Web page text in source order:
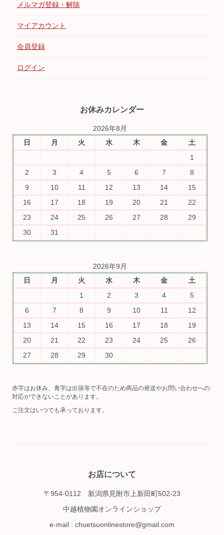
メルマガ登録・解除
マイアカウント
会員登録
ログイン
お休みカレンダー
2026年8月
日
月 火 水 木 金
土
1
2
3 4 5 6 7
8
9
10 11 12 13 14
15
16
17 18 19 20 21
22
23
24 25 26 27 28
29
30
31
2026年9月
日
月 火 水 木 金
土
1
2 3 4
5
6
7 8 9 10 11
12
13
14 15 16 17 18
19
20
21 22 23 24 25
26
27
28 29 30
赤字はお休み、青字は出張等で不在のため商品の発送やお問い合わせへの
対応ができないことがあります。
ご注文はいつでも承っております。
お店について
〒954-0112 新潟県見附市上新田町502-23
中越植物園オンラインショップ
e-mail : chuetsuonlinestore@gmail.com